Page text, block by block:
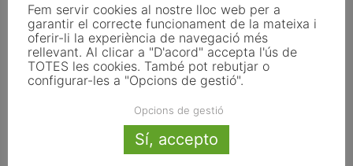
Fem servir cookies al nostre lloc web per a
garantir el correcte funcionament de la mateixa i
oferir-li la experiència de navegació més
rellevant. Al clicar a "D'acord" accepta l'ús de
TOTES les cookies. També pot rebutjar o
configurar-les a "Opcions de gestió".
Opcions de gestió
Sí, accepto